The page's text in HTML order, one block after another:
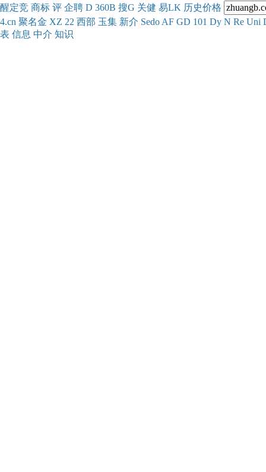
醒定竞 商标 评 企聘 D 360B 搜G 关健 易LK 历史价格
4.cn 聚名金 XZ 22 西部 玉集 新介 Sedo AF GD 101 Dy N Re Uni
表 信息 中介 知识